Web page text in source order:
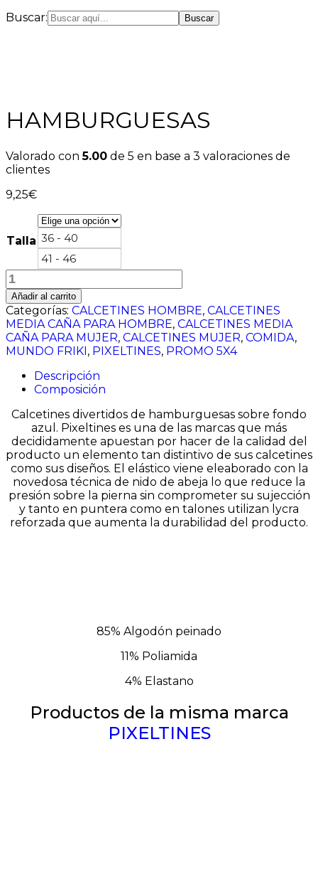
Buscar:
HAMBURGUESAS
Valorado con5.00 de 5 en base a 3 valoraciones de
clientes
9,25€
Talla 36 - 40
41 - 46
HAMBURGUESAS
cantidad
Añadir al carrito
Categorías: CALCETINES HOMBRE, CALCETINES
MEDIA CAÑA PARA HOMBRE, CALCETINES MEDIA
CAÑA PARA MUJER, CALCETINES MUJER, COMIDA,
MUNDO FRIKI, PIXELTINES, PROMO 5X4
Descripción
Composición
Calcetines divertidos de hamburguesas sobre fondo
azul. Pixeltines es una de las marcas que más
decididamente apuestan por hacer de la calidad del
producto un elemento tan distintivo de sus calcetines
como sus diseños. El elástico viene eleaborado con la
novedosa técnica de nido de abeja lo que reduce la
presión sobre la pierna sin comprometer su sujección
y tanto en puntera como en talones utilizan lycra
reforzada que aumenta la durabilidad del producto.
85% Algodón peinado
11% Poliamida
4% Elastano
Productos de la misma marca
PIXELTINES